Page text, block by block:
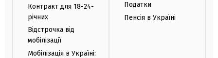
Контракт для 18-24-
річних
Відстрочка від
мобілізації
Мобілізація в Україні:
Податки
Пенсія в Україні